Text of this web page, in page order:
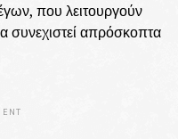
που λειτουργούν
απρόσκοπτα